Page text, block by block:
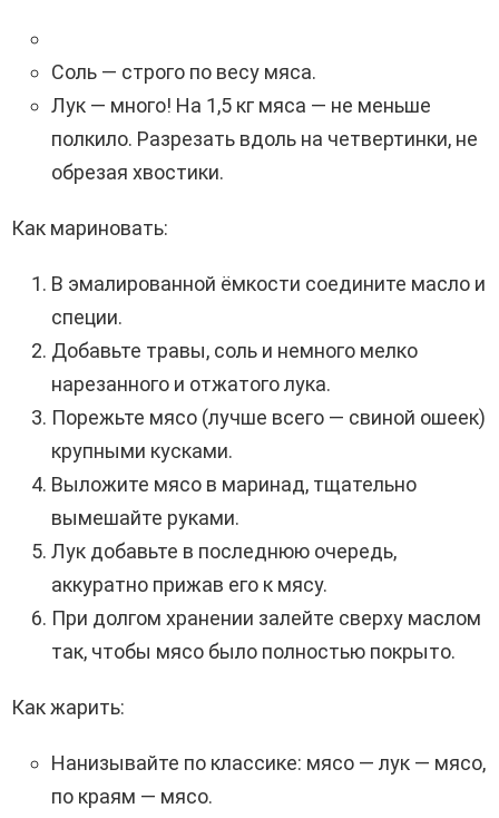
Соль — строго по весу мяса.
Лук — много! На 1,5 кг мяса — не меньше
полкило. Разрезать вдоль на четвертинки, не
обрезая хвостики.
Как мариновать:
В эмалированной ёмкости соедините масло и
специи.
Добавьте травы, соль и немного мелко
нарезанного и отжатого лука.
Порежьте мясо (лучше всего — свиной ошеек)
крупными кусками.
Выложите мясо в маринад, тщательно
вымешайте руками.
Лук добавьте в последнюю очередь,
аккуратно прижав его к мясу.
При долгом хранении залейте сверху маслом
так, чтобы мясо было полностью покрыто.
Как жарить:
Нанизывайте по классике: мясо — лук — мясо,
по краям — мясо.